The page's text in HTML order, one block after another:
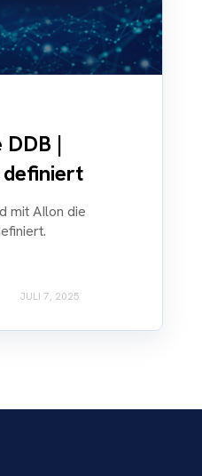
DDB |
definiert
mit AIlon die
JULI 7, 2025